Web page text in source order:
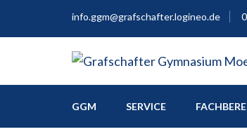
info.ggm@grafschafter.logineo.de
Grafschafter
GGM SERVICE